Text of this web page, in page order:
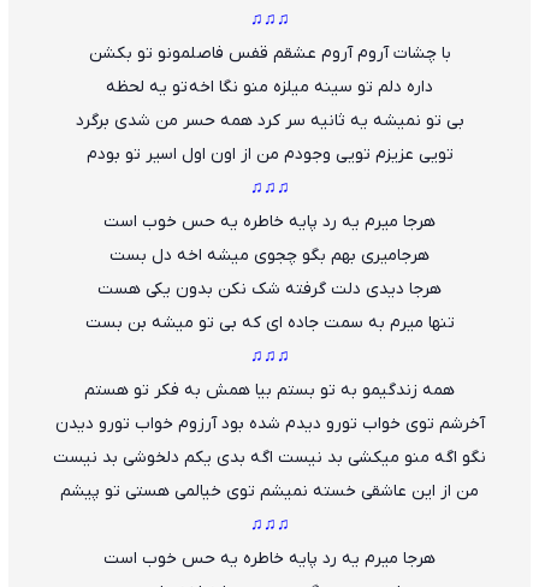
♫♫♫
با چشات آروم آروم عشقم قفس فاصلمونو تو بکشن
داره دلم تو سینه میلزه منو نگا اخه تو یه لحظه
بی تو نمیشه یه ثانیه سر کرد همه حسر من شدی برگرد
تویی عزیزم تویی وجودم من از اون اول اسیر تو بودم
♫♫♫
هرجا میرم یه رد پایه خاطره یه حس خوب است
هرجامیری بهم بگو چجوی میشه اخه دل بست
هرجا دیدی دلت گرفته شک نکن بدون یکی هست
تنها میرم به سمت جاده ای که بی تو میشه بن بست
♫♫♫
همه زندگیمو به تو بستم بیا همش به فکر تو هستم
آخرشم توی خواب تورو دیدم شده بود آرزوم خواب تورو دیدن
نگو اگه منو میکشی بد نیست اگه بدی یکم دلخوشی بد نیست
من از این عاشقی خسته نمیشم توی خیالمی هستی تو پیشم
♫♫♫
هرجا میرم یه رد پایه خاطره یه حس خوب است